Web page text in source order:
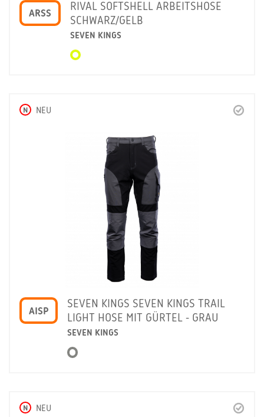
ARSS
RIVAL SOFTSHELL ARBEITSHOSE
SCHWARZ/GELB
SEVEN KINGS
N NEU
AISP
SEVEN KINGS SEVEN KINGS TRAIL
LIGHT HOSE MIT GÜRTEL - GRAU
SEVEN KINGS
N NEU